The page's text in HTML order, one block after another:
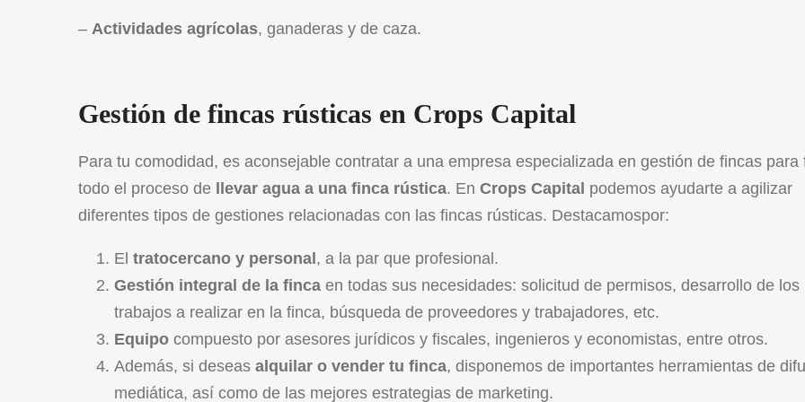
– Actividades agrícolas, ganaderas y de caza.
Gestión de fincas rústicas en Crops Capital
Para tu comodidad, es aconsejable contratar a una empresa especializada en gestión de fincas para
todo el proceso de
llevar agua a una finca rústica. En Crops Capital podemos ayudarte a agilizar
diferentes tipos de gestiones relacionadas con las fincas rústicas. Destacamospor:
El tratocercano y personal , a la par que profesional.
Gestión integral de la finca en todas sus necesidades: solicitud de permisos, desarrollo de los
trabajos a realizar en la finca, búsqueda de proveedores y trabajadores, etc.
Equipo compuesto por asesores jurídicos y fiscales, ingenieros y economistas, entre otros.
Además, si deseas alquilar o vender tu finca, disponemos de importantes herramientas de
mediática, así como de las mejores estrategias de marketing.